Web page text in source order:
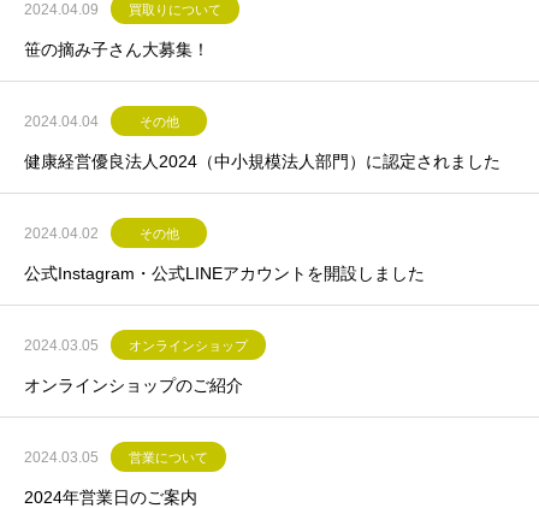
2024.04.09 買取りについて
笹の摘み子さん大募集！
2024.04.04 その他
健康経営優良法人2024（中小規模法人部門）に認定されました
2024.04.02 その他
公式Instagram・公式LINEアカウントを開設しました
2024.03.05 オンラインショップ
オンラインショップのご紹介
2024.03.05 営業について
2024年営業日のご案内